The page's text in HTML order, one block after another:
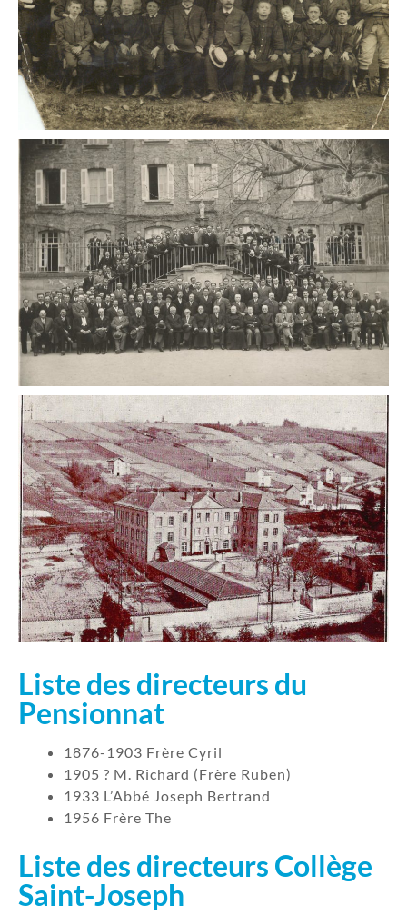
Liste des directeurs du
Pensionnat
1876-1903 Frère Cyril
1905 ? M. Richard (Frère Ruben)
1933 L’Abbé Joseph Bertrand
1956 Frère The
Liste des directeurs Collège
Saint-Joseph